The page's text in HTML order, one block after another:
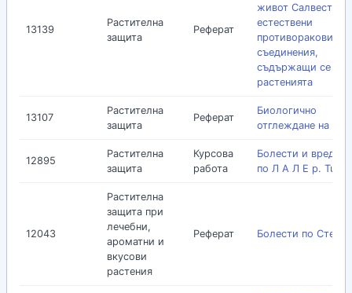
13139
Растителна
защита
Реферат
живот
естествени
противоракови
съединения,
съдържащи се в
растенията
13107
Растителна
защита
Реферат
Биологично
отглеждане на
12895
Растителна
защита
Курсова
работа
Болести и
по Л А Л Е р. Tulipa
12043
Растителна
защита при
лечебни,
ароматни и
вкусови
растения
Реферат Болести по Стевия